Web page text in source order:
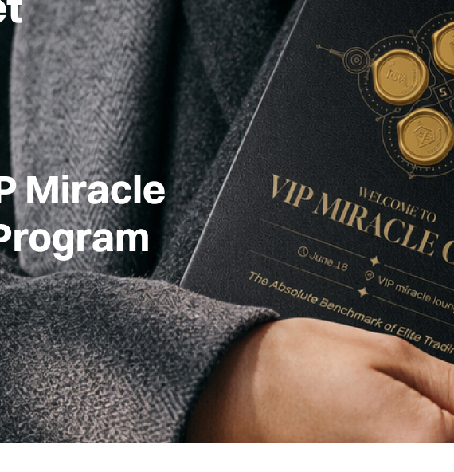
JandiraItapeviCotiaPirapora do Bom JesusAraçariguamaCajamar CaieirasFranco da Rocha